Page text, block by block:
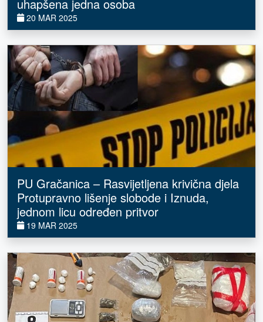
uhapšena jedna osoba
20 MAR 2025
PU Gračanica – Rasvijetljena krivična djela
Protupravno lišenje slobode i Iznuda,
jednom licu određen pritvor
19 MAR 2025